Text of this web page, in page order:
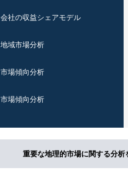
会社の収益シェアモデル
地域市場分析
市場傾向分析
市場傾向分析
重要な地理的市場に関する分析